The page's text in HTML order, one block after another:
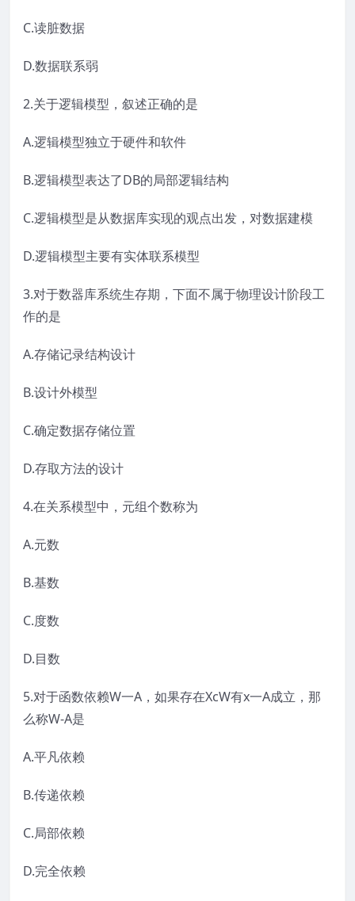
C.读脏数据
D.数据联系弱
2.关于逻辑模型，叙述正确的是
A.逻辑模型独立于硬件和软件
B.逻辑模型表达了DB的局部逻辑结构
C.逻辑模型是从数据库实现的观点出发，对数据建模
D.逻辑模型主要有实体联系模型
3.对于数器库系统生存期，下面不属于物理设计阶段工
作的是
A.存储记录结构设计
B.设计外模型
C.确定数据存储位置
D.存取方法的设计
4.在关系模型中，元组个数称为
A.元数
B.基数
C.度数
D.目数
5.对于函数依赖W一A，如果存在XcW有x一A成立，那
么称W-A是
A.平凡依赖
B.传递依赖
C.局部依赖
D.完全依赖